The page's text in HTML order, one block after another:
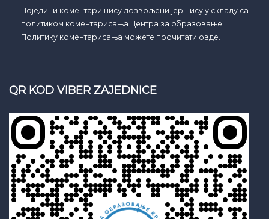
Поједини коментари нису дозвољени јер нису у складу са
политиком коментарисања Центра за образовање.
Политику коментарисања можете прочитати овде.
QR KOD VIBER ZAJEDNICE